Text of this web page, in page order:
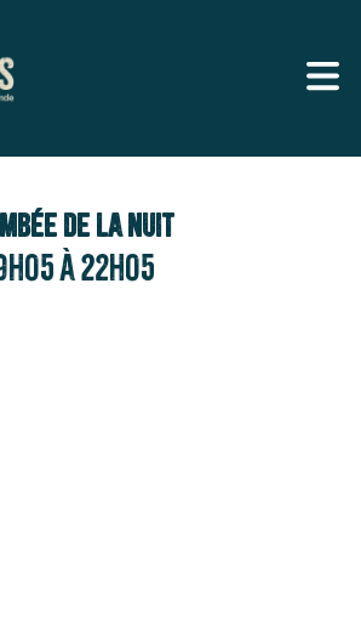
de la nuit
à22h05